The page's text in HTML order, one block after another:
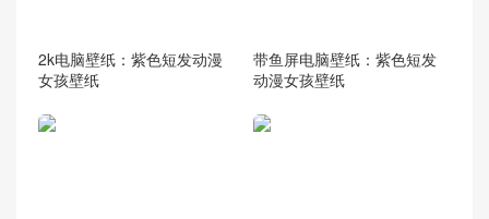
2k电脑壁纸：紫色短发动漫
女孩壁纸
带鱼屏电脑壁纸：紫色短发
动漫女孩壁纸